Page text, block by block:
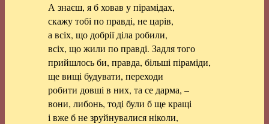
А знаєш, я б ховав у пірамідах,
скажу тобі по правді, не царів,
а всіх, що добрії діла робили,
всіх, що жили по правді. Задля того
прийшлось би, правда, більші піраміди,
ще вищі будувати, переходи
робити довші в них, та се дарма, –
вони, либонь, тоді були б ще кращі
і вже б не зруйнувалися ніколи,